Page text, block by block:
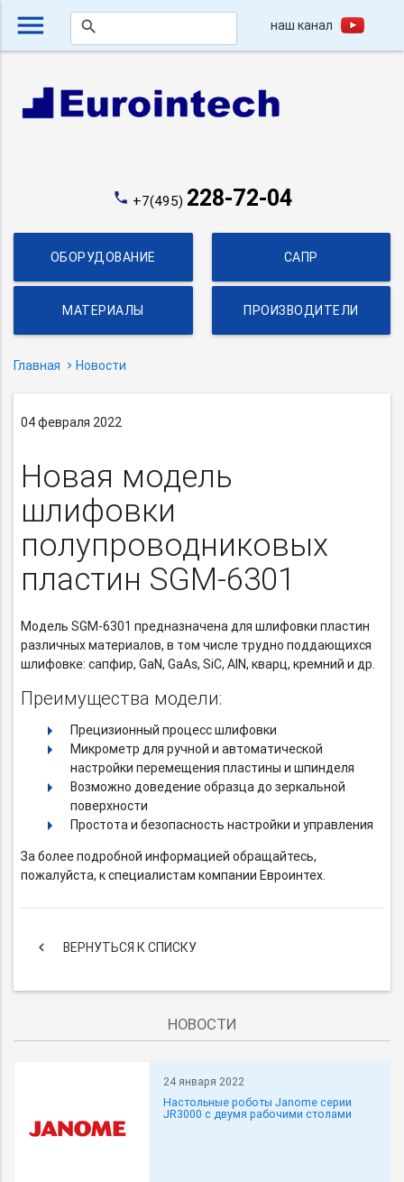
menu search наш канал
phone +7(495) 228-72-04
ОБОРУДОВАНИЕ САПР
МАТЕРИАЛЫ ПРОИЗВОДИТЕЛИ
Главная Новости
04 февраля 2022
Новая модель
шлифовки
полупроводниковых
пластин SGM-6301
МодельSGM-6301 предназначена для шлифовки пластин
различных материалов, в том числе трудно поддающихся
шлифовке: сапфир, GaN, GaAs, SiC, AlN, кварц, кремний и др.
Преимущества модели:
Прецизионный процесс шлифовки
Микрометр для ручной и автоматической
настройки перемещения пластины и шпинделя
Возможно доведение образца до зеркальной
поверхности
Простота и безопасность настройки и управления
За более подробной информацией обращайтесь,
пожалуйста, к специалистам компании Евроинтех.
keyboard_arrow_left ВЕРНУТЬСЯ К СПИСКУ
НОВОСТИ
24 января 2022
Настольные роботы Janome серии
JR3000 с двумя рабочими столами